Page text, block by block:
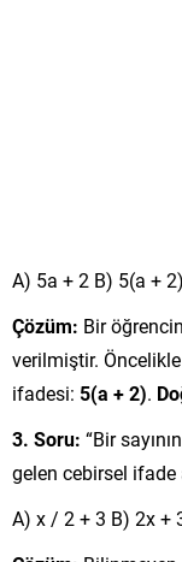
A) 5a + 2 B) 5(a +
Çözüm: Bir
verilmiştir.
ifadesi: 5(a + 2).
3. Soru: “Bir
gelen cebirsel ifade
A) x / 2 + 3 B) 2x +